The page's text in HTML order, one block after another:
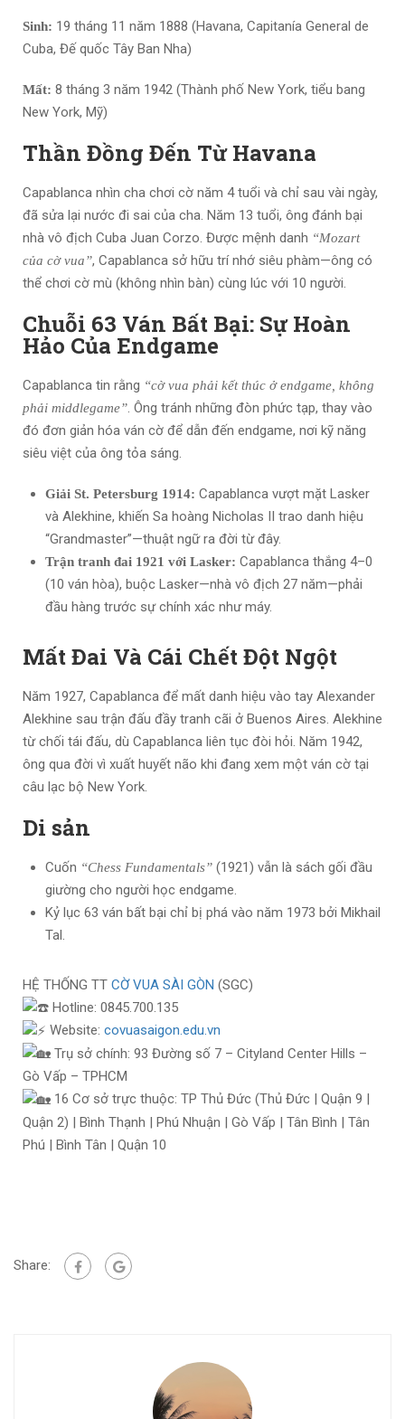
Sinh: 19 tháng 11 năm 1888 (Havana, Capitanía General de
Cuba, Đế quốc Tây Ban Nha)
Mất: 8 tháng 3 năm 1942 (Thành phố New York, tiểu bang
New York, Mỹ)
Thần Đồng Đến Từ Havana
Capablanca nhìn cha chơi cờ năm 4 tuổi và chỉ sau vài ngày,
đã sửa lại nước đi sai của cha. Năm 13 tuổi, ông đánh bại
nhà vô địch Cuba Juan Corzo. Được mệnh danh “Mozart
của cờ vua”, Capablanca sở hữu trí nhớ siêu phàm—ông có
thể chơi cờ mù (không nhìn bàn) cùng lúc với 10 người.
Chuỗi 63 Ván Bất Bại: Sự Hoàn
Hảo Của Endgame
Capablanca tin rằng “cờ vua phải kết thúc ở endgame, không
phải middlegame”. Ông tránh những đòn phức tạp, thay vào
đó đơn giản hóa ván cờ để dẫn đến endgame, nơi kỹ năng
siêu việt của ông tỏa sáng.
Giải St. Petersburg 1914: Capablanca vượt mặt Lasker
và Alekhine, khiến Sa hoàng Nicholas II trao danh hiệu
“Grandmaster”—thuật ngữ ra đời từ đây.
Trận tranh đai 1921 với Lasker: Capablanca thắng 4–0
(10 ván hòa), buộc Lasker—nhà vô địch 27 năm—phải
đầu hàng trước sự chính xác như máy.
Mất Đai Và Cái Chết Đột Ngột
Năm 1927, Capablanca để mất danh hiệu vào tay Alexander
Alekhine sau trận đấu đầy tranh cãi ở Buenos Aires. Alekhine
từ chối tái đấu, dù Capablanca liên tục đòi hỏi. Năm 1942,
ông qua đời vì xuất huyết não khi đang xem một ván cờ tại
câu lạc bộ New York.
Di sản
Cuốn “Chess Fundamentals” (1921) vẫn là sách gối đầu
giường cho người học endgame.
Kỷ lục 63 ván bất bại chỉ bị phá vào năm 1973 bởi Mikhail
Tal.
HỆ THỐNG TT CỜ VUA SÀI GÒN (SGC)
Hotline: 0845.700.135
Website: covuasaigon.edu.vn
Trụ sở chính: 93 Đường số 7 – Cityland Center Hills –
Gò Vấp – TPHCM
16 Cơ sở trực thuộc: TP Thủ Đức (Thủ Đức | Quận 9 |
Quận 2) | Bình Thạnh | Phú Nhuận | Gò Vấp | Tân Bình | Tân
Phú | Bình Tân | Quận 10
Share: